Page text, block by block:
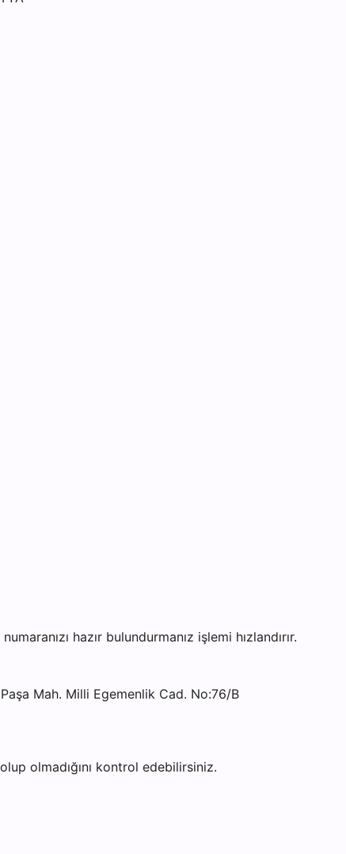
hazır bulundurmanız işlemi hızlandırır.
Mah. Milli Egemenlik Cad. No:76/B
olmadığını kontrol edebilirsiniz.